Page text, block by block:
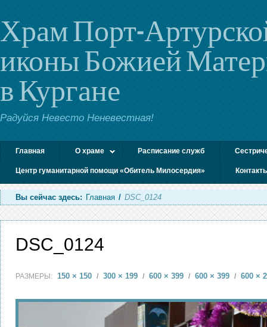
Храм Порт-
иконы Божией
в Кургане
Радуйся Невесто Неневестная!
Главная О храме Расписание служб
Центр гуманитарной помощи «Обитель Милосердия»
Вы сейчас здесь: Главная / DSC_0124
DSC_0124
РАЗМЕРЫ: 150 × 150 / 300 × 199 / 600 × 399 / 600 × 399 / 600 ×